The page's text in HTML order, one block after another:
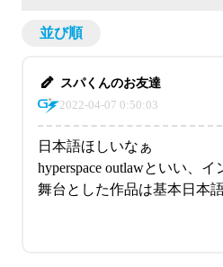
並び順
スパくんのお友達
2022-04-07 0:50:03
日本語ほしいなぁ
hyperspace outlawといい、
舞台とした作品は基本日本